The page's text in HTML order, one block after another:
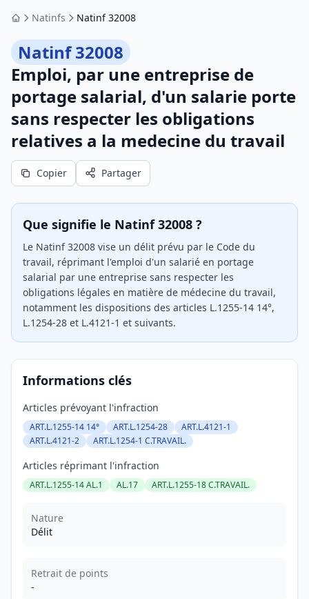
AccueilNatinfs Natinf 32008
Natinf 32008
Emploi, par une entreprise de
portage salarial, d'un salarie porte
sans respecter les obligations
relatives a la medecine du travail
Copier Partager
Que signifie le Natinf 32008 ?
Le Natinf 32008 vise un délit prévu par le Code du
travail, réprimant l'emploi d'un salarié en portage
salarial par une entreprise sans respecter les
obligations légales en matière de médecine du travail,
notamment les dispositions des articles L.1255-14 14°,
L.1254-28 et L.4121-1 et suivants.
Informations clés
Articles prévoyant l'infraction
ART.L.1255-14 14° ART.L.1254-28
ART.L.4121-1
ART.L.4121-2
ART.L.1254-1 C.TRAVAIL.
Articles réprimant l'infraction
ART.L.1255-14 AL.1 AL.17 ART.L.1255-18 C.TRAVAIL.
Nature
Délit
Retrait de points
-